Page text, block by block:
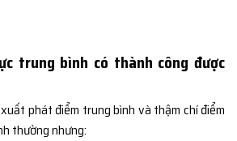
trung bình có thành công được
phát điểm trung bình và thậm chí điểm
thường nhưng: